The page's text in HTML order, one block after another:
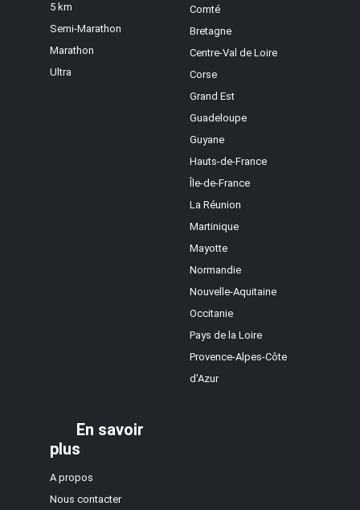
5 km
Semi-Marathon
Marathon
Ultra
Comté
Bretagne
Centre-Val de Loire
Corse
Grand Est
Guadeloupe
Guyane
Hauts-de-France
Île-de-France
La Réunion
Martinique
Mayotte
Normandie
Nouvelle-Aquitaine
Occitanie
Pays de la Loire
Provence-Alpes-Côte
d'Azur
En savoir
plus
A propos
Nous contacter